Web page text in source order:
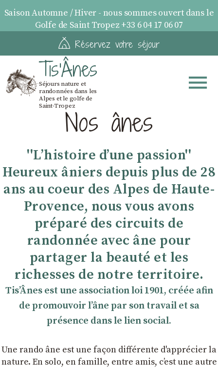
Saison Automne / Hiver - nous sommes ouvert dans le
Golfe de Saint Tropez +33 6 04 17 06 07
Réservez votre séjour
Tis'Ânes
Séjours nature et
randonnées dans les
Alpes et le golfe de
Saint-TropezNos ânes
''Lʼhistoire dʼune passion''
Heureux âniers depuis plus de 28
ans au coeur des Alpes de Haute-
Provence, nous vous avons
préparé des circuits de
randonnée avec âne pour
partager la beauté et les
richesses de notre territoire.
TisʼÂnes est une association loi 1901, créée afin
de promouvoir lʼâne par son travail et sa
présence dans le lien social.
Une rando âne est une façon différente d'apprécier la
nature. En solo, en famille, entre amis, cʼest une autre